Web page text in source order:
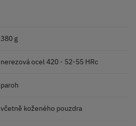
380 g
nerezová ocel 420 - 52-55 HRc
paroh
včetně koženého pouzdra